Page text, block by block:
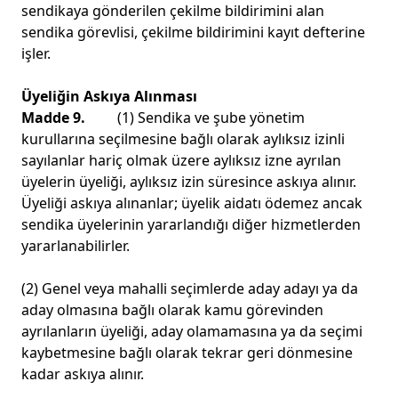
sendikaya gönderilen çekilme bildirimini alan
sendika görevlisi, çekilme bildirimini kayıt defterine
işler.
Üyeliğin Askıya Alınması
Madde 9. (1) Sendika ve şube yönetim
kurullarına seçilmesine bağlı olarak aylıksız izinli
sayılanlar hariç olmak üzere aylıksız izne ayrılan
üyelerin üyeliği, aylıksız izin süresince askıya alınır.
Üyeliği askıya alınanlar; üyelik aidatı ödemez ancak
sendika üyelerinin yararlandığı diğer hizmetlerden
yararlanabilirler.
(2) Genel veya mahalli seçimlerde aday adayı ya da
aday olmasına bağlı olarak kamu görevinden
ayrılanların üyeliği, aday olamamasına ya da seçimi
kaybetmesine bağlı olarak tekrar geri dönmesine
kadar askıya alınır.